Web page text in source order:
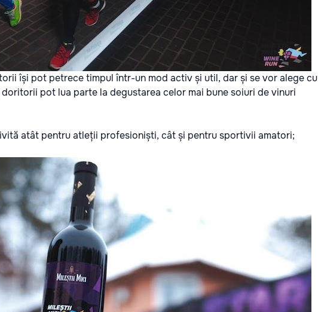
își pot petrece timpul într-un mod activ și util, dar și se vor alege cu
pot lua parte la degustarea celor mai bune soiuri de vinuri
atât pentru atleții profesioniști, cât și pentru sportivii amatori;